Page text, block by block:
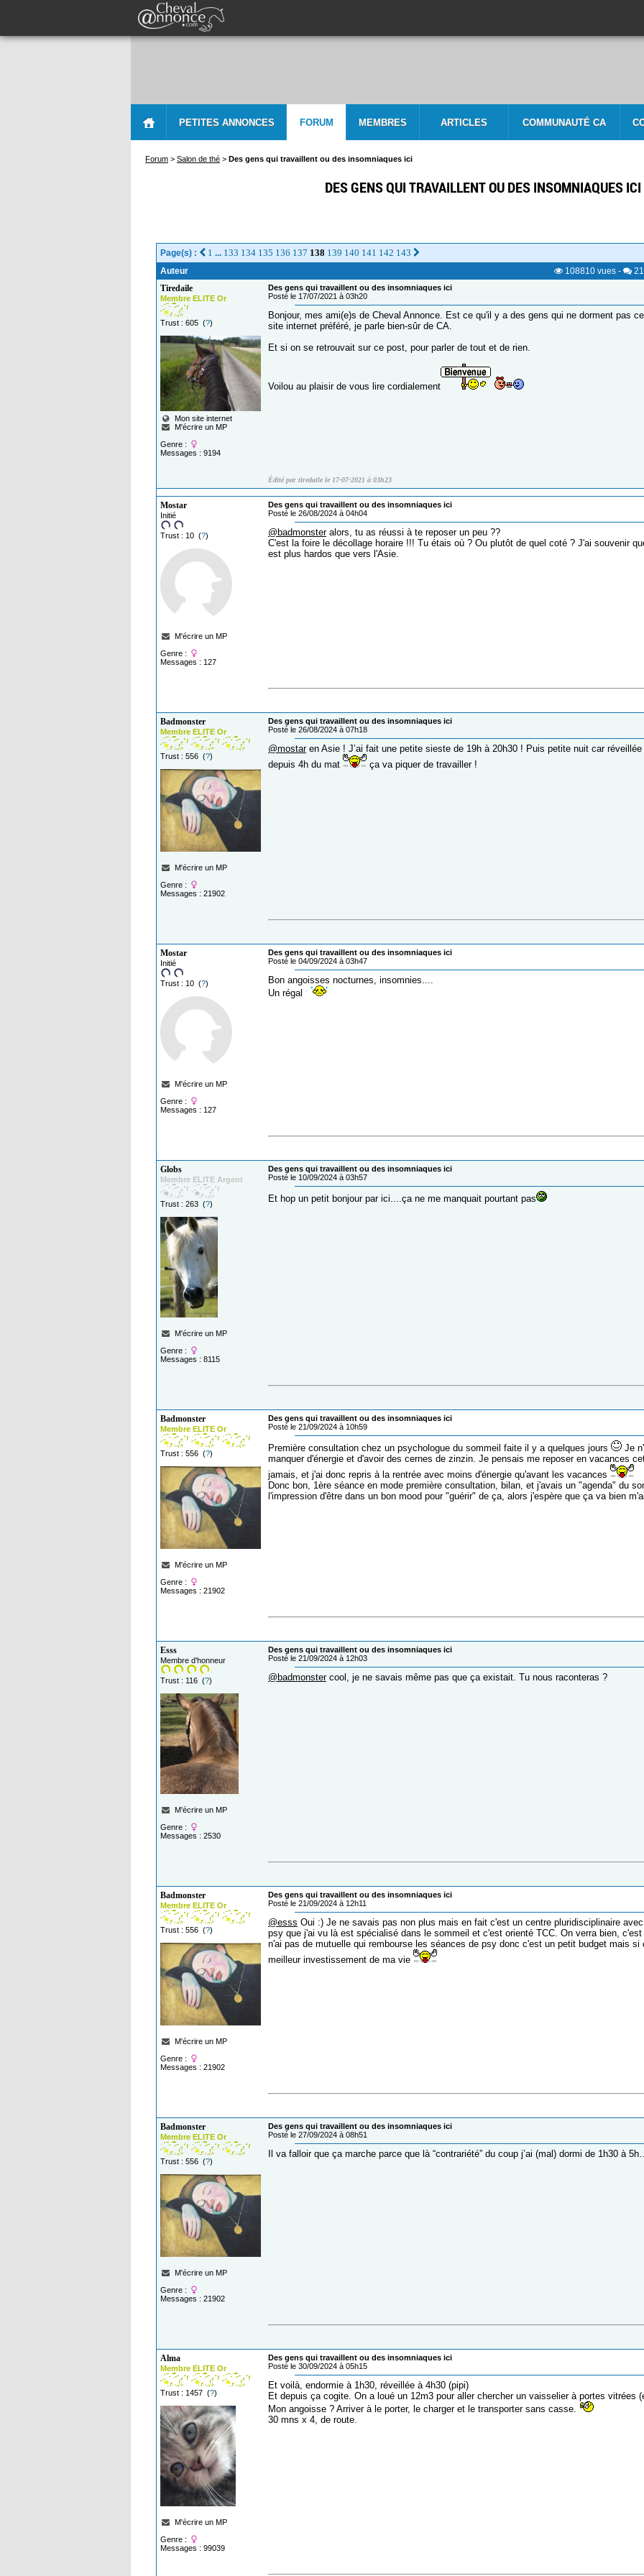
PETITES ANNONCES FORUM MEMBRES ARTICLES COMMUNAUTÉ CA
Forum > Salon de thé > Des gens qui travaillent ou des insomniaques ici
DES GENS QUI TRAVAILLENT OU DES INSOMNIAQUES ICI
Page(s) : 1 ... 133 134 135 136 137 138 139 140 141 142 143
Auteur 108810 vues -
Tiredaile
Membre ELITE Or
Trust : 605 (?)
Mon site internet
M'écrire un MP
Genre :
Messages : 9194
Des gens qui travaillent ou des insomniaques ici
Posté le 17/07/2021 à 03h20
Bonjour, mes ami(e)s de Cheval Annonce. Est ce qu'il y a des gens qui ne dorment pas
site internet préféré, je parle bien-sûr de CA.
Et si on se retrouvait sur ce post, pour parler de tout et de rien.
Voilou au plaisir de vous lire cordialement
Édité par tiredaile le 17-07-2021 à 03h23
Mostar
Initié
Trust : 10 (?)
M'écrire un MP
Genre :
Messages : 127
Des gens qui travaillent ou des insomniaques ici
Posté le 26/08/2024 à 04h04
@badmonster alors, tu as réussi à te reposer un peu ??
C'est la foire le décollage horaire !!! Tu étais où ? Ou plutôt de quel coté ? J'ai souvenir
est plus hardos que vers l'Asie.
Badmonster
Membre ELITE Or
Trust : 556 (?)
M'écrire un MP
Genre :
Messages : 21902
Des gens qui travaillent ou des insomniaques ici
Posté le 26/08/2024 à 07h18
@mostar en Asie ! J’ai fait une petite sieste de 19h à 20h30 ! Puis petite nuit car
depuis 4h du mat
ça va piquer de travailler !
Mostar
Initié
Trust : 10 (?)
M'écrire un MP
Genre :
Messages : 127
Des gens qui travaillent ou des insomniaques ici
Posté le 04/09/2024 à 03h47
Bon angoisses nocturnes, insomnies....
Un régal
Globs
Membre ELITE Argent
Trust : 263 (?)
M'écrire un MP
Genre :
Messages : 8115
Des gens qui travaillent ou des insomniaques ici
Posté le 10/09/2024 à 03h57
Et hop un petit bonjour par ici....ça ne me manquait pourtant pas
Badmonster
Membre ELITE Or
Trust : 556 (?)
M'écrire un MP
Genre :
Messages : 21902
Des gens qui travaillent ou des insomniaques ici
Posté le 21/09/2024 à 10h59
Première consultation chez un psychologue du sommeil faite il y a quelques jours
Je
manquer d'énergie et d'avoir des cernes de zinzin. Je pensais me reposer en vacances
jamais, et j'ai donc repris à la rentrée avec moins d'énergie qu'avant les vacances
Donc bon, 1ère séance en mode première consultation, bilan, et j'avais un "agenda" du
l'impression d'être dans un bon mood pour "guérir" de ça, alors j'espère que ça va bien
Esss
Membre d'honneur
Trust : 116 (?)
M'écrire un MP
Genre :
Messages : 2530
Des gens qui travaillent ou des insomniaques ici
Posté le 21/09/2024 à 12h03
@badmonster cool, je ne savais même pas que ça existait. Tu nous raconteras ?
Badmonster
Membre ELITE Or
Trust : 556 (?)
M'écrire un MP
Genre :
Messages : 21902
Des gens qui travaillent ou des insomniaques ici
Posté le 21/09/2024 à 12h11
@esss Oui :) Je ne savais pas non plus mais en fait c'est un centre pluridisciplinaire
psy que j'ai vu là est spécialisé dans le sommeil et c'est orienté TCC. On verra bien,
n'ai pas de mutuelle qui rembourse les séances de psy donc c'est un petit budget mais
meilleur investissement de ma vie
Badmonster
Membre ELITE Or
Trust : 556 (?)
M'écrire un MP
Genre :
Messages : 21902
Des gens qui travaillent ou des insomniaques ici
Posté le 27/09/2024 à 08h51
Il va falloir que ça marche parce que là “contrariété” du coup j’ai (mal) dormi de 1h30 à
Alma
Membre ELITE Or
Trust : 1457 (?)
M'écrire un MP
Genre :
Messages : 99039
Des gens qui travaillent ou des insomniaques ici
Posté le 30/09/2024 à 05h15
Et voilà, endormie à 1h30, réveillée à 4h30 (pipi)
Et depuis ça cogite. On a loué un 12m3 pour aller chercher un vaisselier à portes vitrées
Mon angoisse ? Arriver à le porter, le charger et le transporter sans casse.
30 mns x 4, de route.